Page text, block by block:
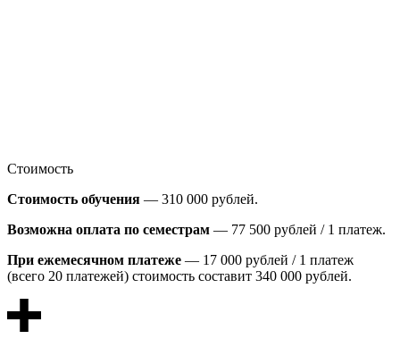
Стоимость
Стоимость обучения — 310 000 рублей.
Возможна оплата по семестрам — 77 500 рублей / 1 платеж.
При ежемесячном платеже — 17 000 рублей / 1 платеж
(всего 20 платежей) стоимость составит 340 000 рублей.